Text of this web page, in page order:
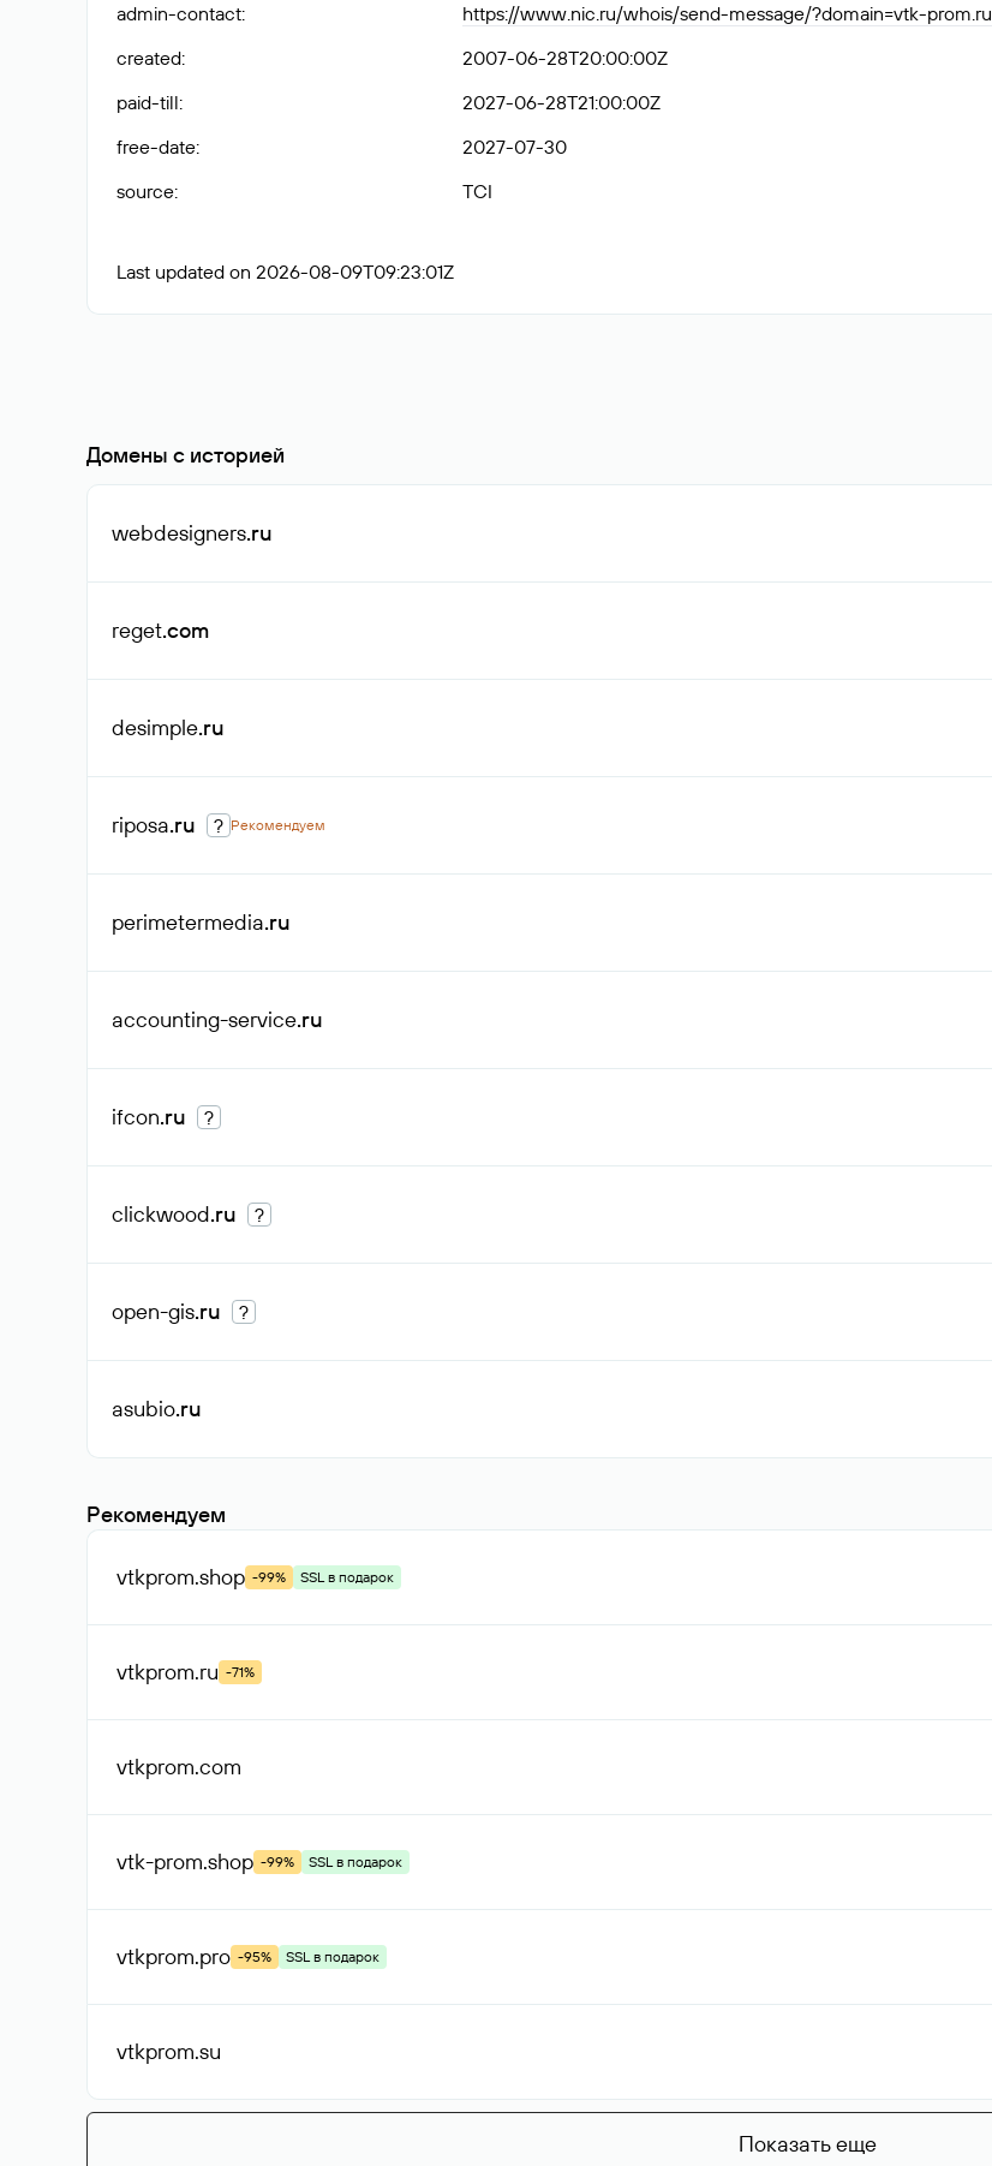
admin-contact:
https://www.nic.ru/whois/send-message/?domain=vtk-prom.ru
created:
2007-06-28T20:00:00Z
paid-till:
2027-06-28T21:00:00Z
free-date:
2027-07-30
source: TCI
Last updated on 2026-08-09T09:23:01Z
Домены с историей
webdesigners.ru
reget.com
desimple.ru
riposa.ru ? Рекомендуем
perimetermedia.ru
accounting-service.ru
ifcon.ru ?
clickwood.ru ?
open-gis.ru ?
asubio.ru
Рекомендуем
vtkprom.shop -99% SSL в подарок
vtkprom.ru -71%
vtkprom.com
vtk-prom.shop -99% SSL в подарок
vtkprom.pro -95% SSL в подарок
vtkprom.su
Показать еще